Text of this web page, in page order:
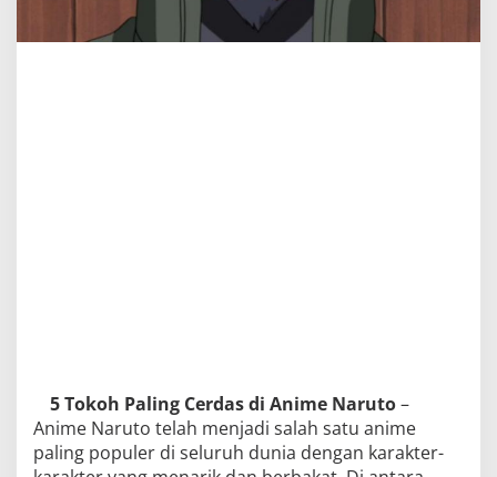
5 Tokoh Paling Cerdas di Anime Naruto–
Anime Naruto telah menjadi salah satu anime
paling populer di seluruh dunia dengan karakter-